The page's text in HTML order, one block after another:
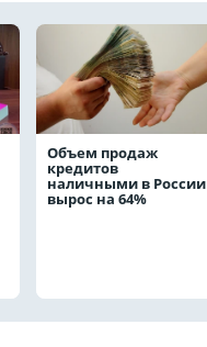
Объем продаж
кредитов
наличными в России
вырос на 64%